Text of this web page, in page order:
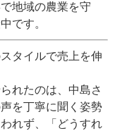
地域の農業を守
です。
タイルで売上を伸
れたのは、中島さ
を丁寧に聞く姿勢
れず、「どうすれ